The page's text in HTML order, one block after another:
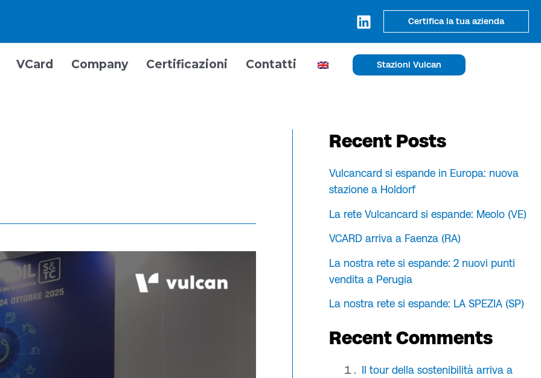
Certifica la tua azienda
VCard Company Certificazioni Contatti Stazioni Vulcan
Recent Posts
Vulcancard si espande in Europa: nuova
stazione a Holdorf
La rete Vulcancard si espande: Meolo (VE)
VCARD arriva a Faenza (RA)
La nostra rete si espande: 2 nuovi punti
vendita a Perugia
La nostra rete si espande: LA SPEZIA (SP)
Recent Comments
Il tour della sostenibilità arriva a